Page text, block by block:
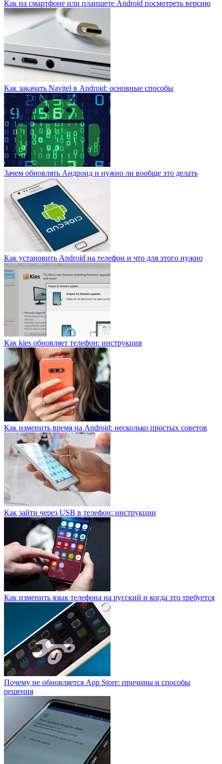
Как на смартфоне или планшете Android посмотреть версию
Как закачать Navitel в Android: основные способы
Зачем обновлять Андроид и нужно ли вообще это делать
Как установить Android на телефон и что для этого нужно
Как kies обновляет телефон: инструкция
Как изменить время на Android: несколько простых советов
Как зайти через USB в телефон: инструкции
Как изменить язык телефона на русский и когда это требуется
Почему не обновляется App Store: причины и способы
решения